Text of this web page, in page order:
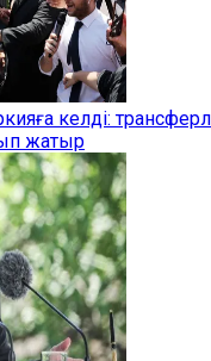
келді:
жатыр